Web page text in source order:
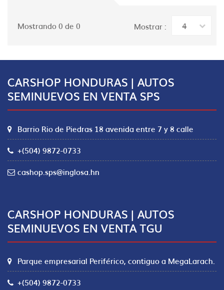
Mostrando 0 de 0 Mostrar : 4
CARSHOP HONDURAS | AUTOS
SEMINUEVOS EN VENTA SPS
Barrio Rio de Piedras 18 avenida entre 7 y 8 calle
+(504) 9872-0733
cashop.sps@inglosa.hn
CARSHOP HONDURAS | AUTOS
SEMINUEVOS EN VENTA TGU
Parque empresarial Periférico, contiguo a MegaLarach.
+(504) 9872-0733